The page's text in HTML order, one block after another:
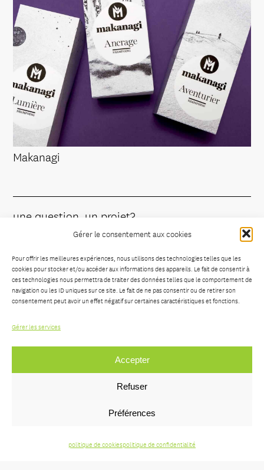
Gérer le consentement aux cookies
Pour offrir les meilleures expériences, nous utilisons des technologies telles que les
cookies pour stocker et/ou accéder aux informations des appareils. Le fait de consentir à
ces technologies nous permettra de traiter des données telles que le comportement de
navigation ou les ID uniques sur ce site. Le fait de ne pas consentir ou de retirer son
consentement peut avoir un effet négatif sur certaines caractéristiques et fonctions.
Gérer les services
Accepter
Refuser
Préférences
politique de cookiespolitique de confidentialité
Makanagi
une question, un projet?
Instagram
Facebook
Behance
© 2026 Studio Bitterlux|politique de